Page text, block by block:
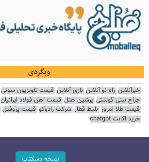
وبگردی
خبرآنلاین راه نو آنلاین بازی آنلاین قیمت تلویزیون سونی
جراح بینی گوشتی پرشین هتل قیمت آهن فولاد ایرانیان
قیمت طلا امروز بلیط قطار شرکت رادوکو قیمت پروفیل
خرید اکانت chatgpt
نسخه دسکتاپ